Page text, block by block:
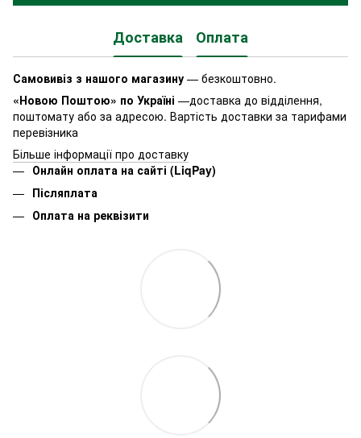
Доставка Оплата
Самовивіз з нашого магазину — безкоштовно.
«Новою Поштою» по Україні —доставка до відділення,
поштомату або за адресою. Вартість доставки за тарифами
перевізника
Більше інформації про доставку
Онлайн оплата на сайті (LiqPay)
Післяплата
Оплата на реквізити